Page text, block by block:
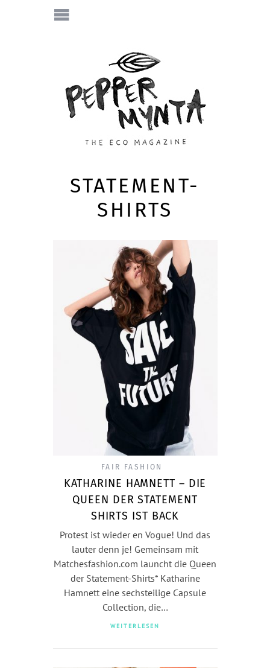
STATEMENT-
SHIRTS
FAIR FASHION
KATHARINE HAMNETT – DIE
QUEEN DER STATEMENT
SHIRTS IST BACK
Protest ist wieder en Vogue! Und das
lauter denn je! Gemeinsam mit
Matchesfashion.com launcht die Queen
der Statement-Shirts* Katharine
Hamnett eine sechsteilige Capsule
Collection, die…
WEITERLESEN